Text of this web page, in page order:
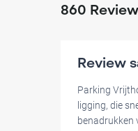
Je hebt mobiele
Camera toezicht
860
Review
Parking
ligging, die
benadrukken